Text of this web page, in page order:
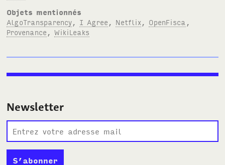
Objets mentionnés
AlgoTransparency
I Agree Netflix OpenFisca
Provenance ,WikiLeaks
Newsletter